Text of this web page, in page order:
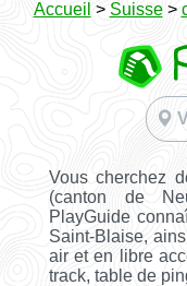
Accueil > Suisse>
Vous cherchez
(canton de
PlayGuide
Saint-Blaise,
air et en libre
track, table de